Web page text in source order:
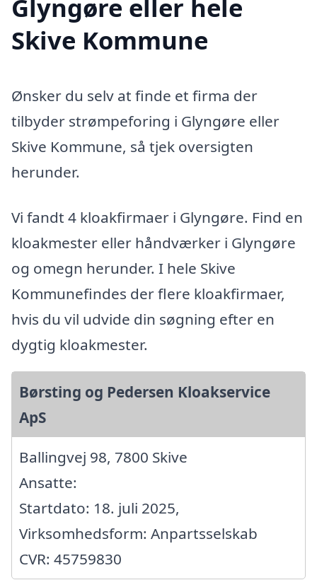
Glyngøre eller hele
Skive Kommune
Ønsker du selv at finde et firma der
tilbyder strømpeforing i Glyngøre eller
Skive Kommune, så tjek oversigten
herunder.
Vi fandt 4 kloakfirmaer i Glyngøre. Find en
kloakmester eller håndværker i Glyngøre
og omegn herunder. I hele Skive
Kommunefindes der flere kloakfirmaer,
hvis du vil udvide din søgning efter en
dygtig kloakmester.
Børsting og Pedersen Kloakservice
ApS
Ballingvej 98, 7800 Skive
Ansatte:
Startdato: 18. juli 2025,
Virksomhedsform: Anpartsselskab
CVR: 45759830